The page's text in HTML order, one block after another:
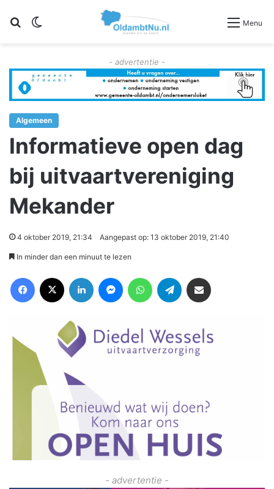
Zoeken Menu
- advertentie -
Algemeen
Informatieve open dag
bij uitvaartvereniging
Mekander
4 oktober 2019, 21:34 Aangepast op: 13 oktober 2019, 21:40
In minder dan een minuut te lezen
- advertentie -